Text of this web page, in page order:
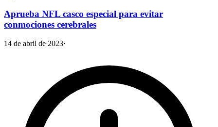
Aprueba NFL casco especial para evitar
conmociones cerebrales
14 de abril de 2023·